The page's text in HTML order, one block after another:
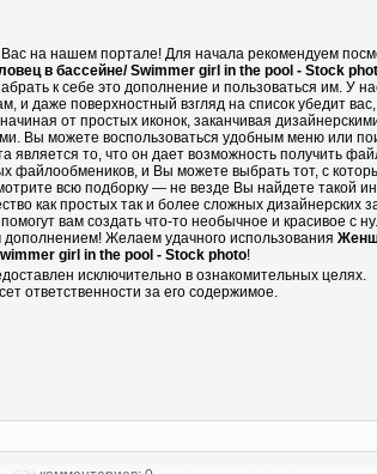
Вас на нашем портале! Для начала рекомендуем
в бассейне/ Swimmer girl in the pool - Stock
к себе это дополнение и пользоваться им. У
и даже поверхностный взгляд на список убедит вас,
от простых иконок, заканчивая
Вы можете воспользоваться удобным меню или
является то, что он дает возможность получить
файлообмеников, и Вы можете выбрать тот, с
всю подборку — не везде Вы найдете такой
как простых так и более сложных дизайнерских
вам создать что-то необычное и красивое с
Желаем удачного использования
girl in the pool - Stock photo!
исключительно в ознакомительных целях.
ответственности за его содержимое.